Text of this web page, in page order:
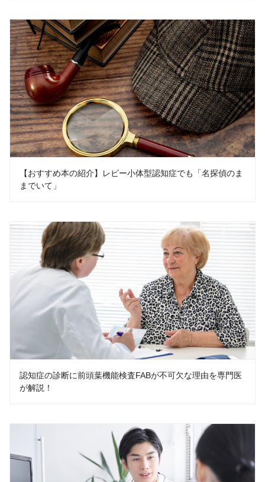
【おすすめ本の紹介】レビー小体型認知症でも「名探偵のま
までいて」
認知症の診断に前頭葉機能検査FABが不可欠な理由を専門医
が解説！